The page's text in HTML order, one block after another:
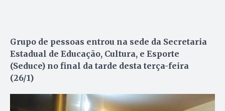
Grupo de pessoas entrou na sede da Secretaria
Estadual de Educação, Cultura, e Esporte
(Seduce) no final da tarde desta terça-feira
(26/1)